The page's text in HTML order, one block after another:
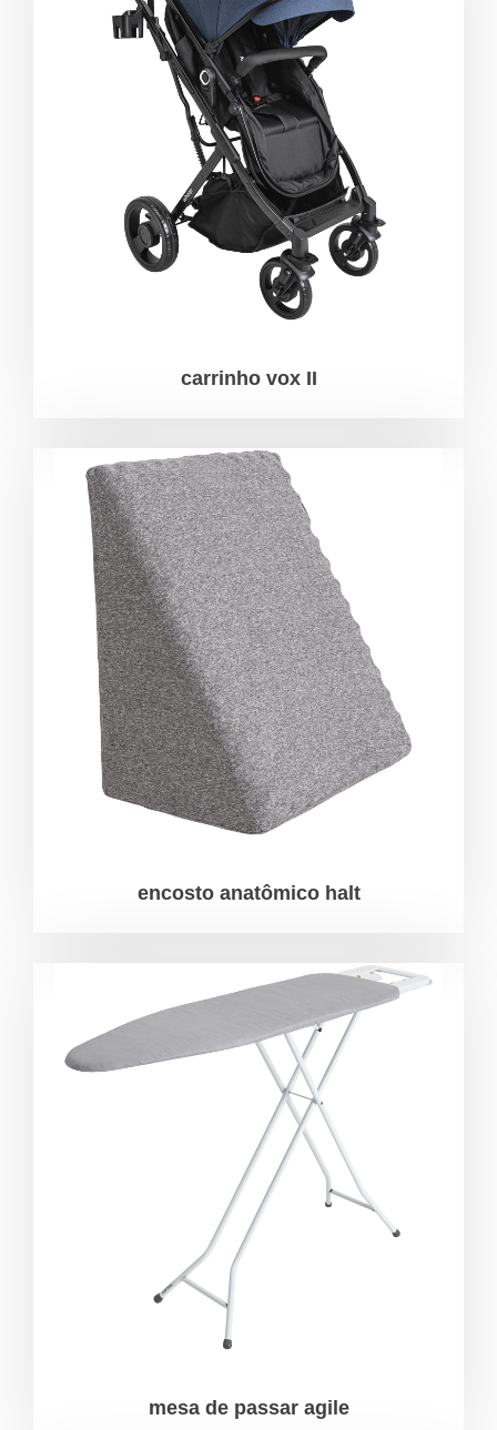
carrinho vox II
encosto anatômico halt
mesa de passar agile